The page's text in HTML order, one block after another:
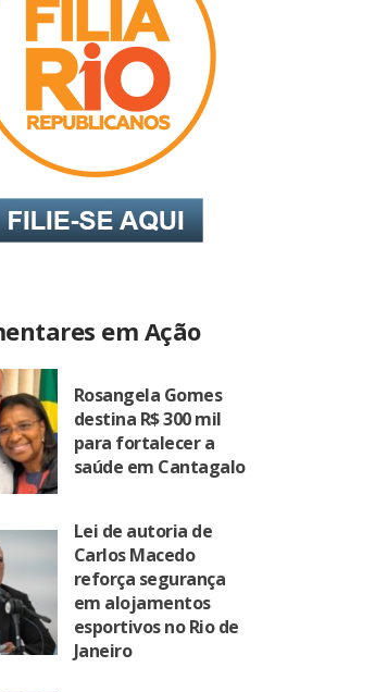
em Ação
Rosangela Gomes
destina R$ 300 mil
para fortalecer a
saúde em Cantagalo
Lei de autoria de
Carlos Macedo
reforça segurança
em alojamentos
esportivos no Rio de
Janeiro